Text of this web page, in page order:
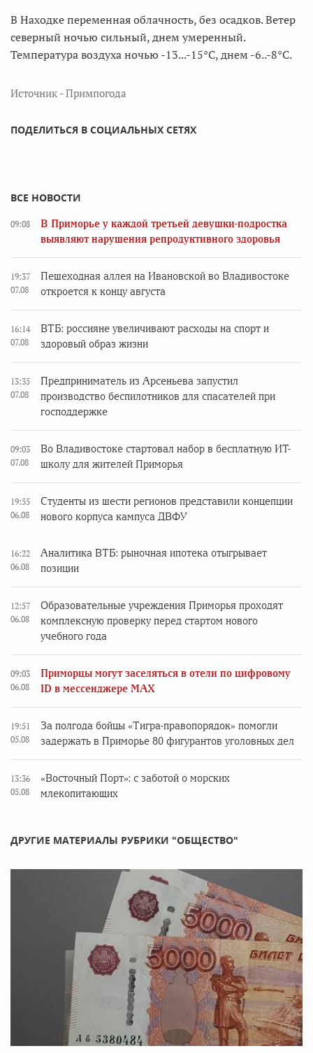
В Находке переменная облачность, без осадков. Ветер
северный ночью сильный, днем умеренный.
Температура воздуха ночью -13...-15°C, днем -6..-8°C.
Источник - Примпогода
ПОДЕЛИТЬСЯ В СОЦИАЛЬНЫХ СЕТЯХ
ВСЕ НОВОСТИ
09:08
В Приморье у каждой третьей девушки-подростка
выявляют нарушения репродуктивного здоровья
19:37
07.08
Пешеходная аллея на Ивановской во Владивостоке
откроется к концу августа
16:14
07.08
ВТБ: россияне увеличивают расходы на спорт и
здоровый образ жизни
13:35
07.08
Предприниматель из Арсеньева запустил
производство беспилотников для спасателей при
господдержке
09:03
07.08
Во Владивостоке стартовал набор в бесплатную ИТ-
школу для жителей Приморья
19:55
06.08
Студенты из шести регионов представили концепции
нового корпуса кампуса ДВФУ
16:22
06.08
Аналитика ВТБ: рыночная ипотека отыгрывает
позиции
12:57
06.08
Образовательные учреждения Приморья проходят
комплексную проверку перед стартом нового
учебного года
09:03
06.08
Приморцы могут заселяться в отели по цифровому
ID в мессенджере MAX
19:51
05.08
За полгода бойцы «Тигра-правопорядок» помогли
задержать в Приморье 80 фигурантов уголовных дел
13:36
05.08
«Восточный Порт»: с заботой о морских
млекопитающих
ДРУГИЕ МАТЕРИАЛЫ РУБРИКИ "ОБЩЕСТВО"